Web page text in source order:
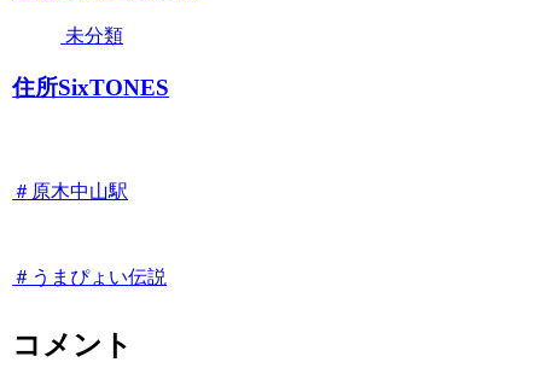
未分類
住所SixTONES
＃原木中山駅
＃うまぴょい伝説
コメント